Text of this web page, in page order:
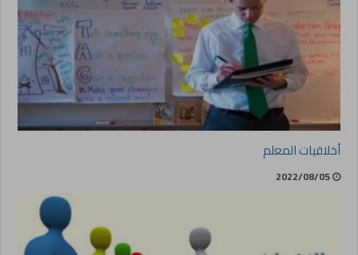
أخلاقيات المعلم
2022/08/05